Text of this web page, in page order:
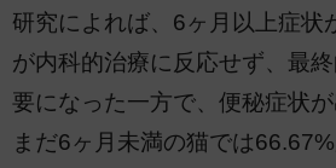
研究によれば、6ヶ月以上症状
が内科的治療に反応せず、最
要になった一方で、便秘症状
まだ6ヶ月未満の猫では